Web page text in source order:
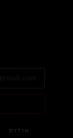
אודות